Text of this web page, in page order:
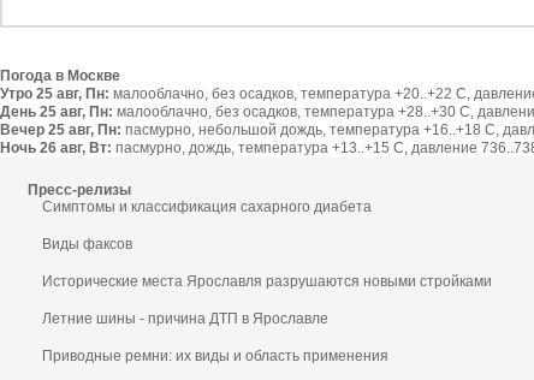
Погода в Москве
Утро 25 авг, Пн: малооблачно, без осадков, температура +20..+22 С,
День 25 авг, Пн: малооблачно, без осадков, температура +28..+30 С,
Вечер 25 авг, Пн: пасмурно, небольшой дождь, температура +16..+18 С,
Ночь 26 авг, Вт: пасмурно, дождь, температура +13..+15 С, давление
Пресс-релизы
Симптомы и классификация сахарного диабета
Виды факсов
Исторические места Ярославля разрушаются новыми стройками
Летние шины - причина ДТП в Ярославле
Приводные ремни: их виды и область применения